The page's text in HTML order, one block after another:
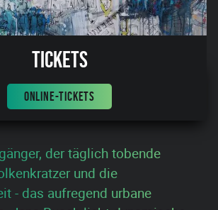
Tickets
ONLINE-TICKETS
der täglich tobende
und die
- das aufregend urbane